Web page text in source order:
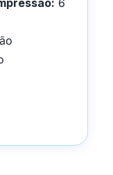
6